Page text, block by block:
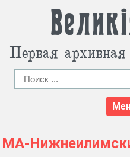
Первая
МА-